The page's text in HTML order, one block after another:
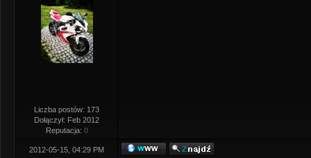
Liczba postów: 173
Dołączył: Feb 2012
Reputacja: 0
2012-05-15, 04:29 PM